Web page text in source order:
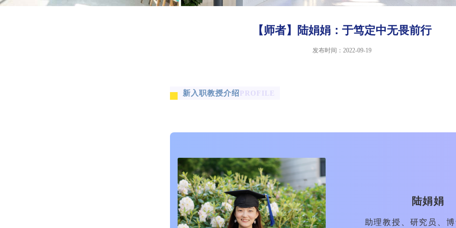
【师者】陆娟娟：于笃定中无畏前行
发布时间：2022-09-19
新入职教授介绍 PROFILE
陆娟娟
助理教授、研究员、